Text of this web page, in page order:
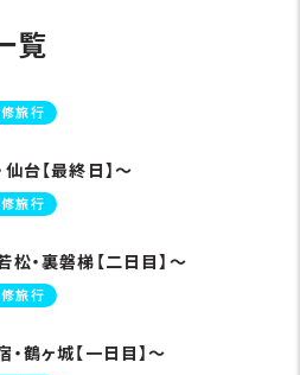
覧
旅行
台【最終日】～
旅行
・裏磐梯【二日目】～
旅行
鶴ヶ城【一日目】～